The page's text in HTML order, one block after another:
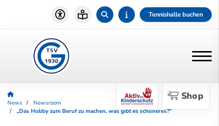
Tennishalle buchen
Shop
News
Newsroom
„Das Hobby zum Beruf zu machen, was gibt es schöneres?“